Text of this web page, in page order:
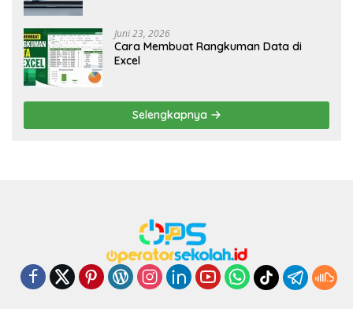
Juni 23, 2026
Cara Membuat Rangkuman Data di
Excel
Selengkapnya